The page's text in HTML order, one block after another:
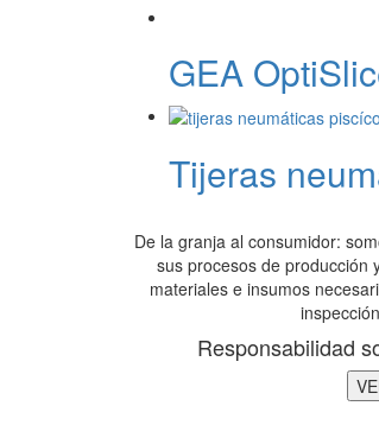
GEA
Tijeras
De la granja al consumidor:
sus procesos de producción
materiales e insumos
Responsabilidad